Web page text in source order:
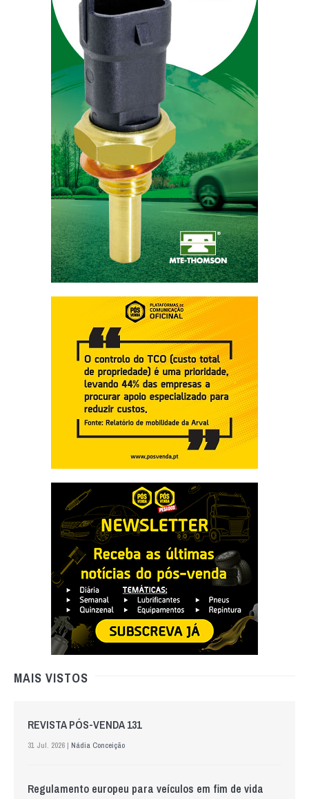
MAIS VISTOS
REVISTA PÓS-VENDA 131
31 Jul. 2026 | Nádia Conceição
Regulamento europeu para veículos em fim de vida